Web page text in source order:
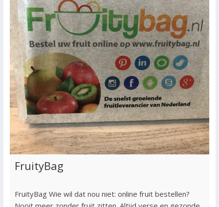
FruityBag
FruityBag Wie wil dat nou niet: online fruit bestellen?